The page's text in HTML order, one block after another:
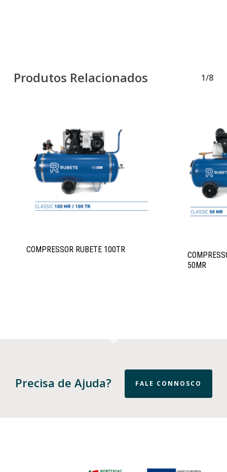
Produtos Relacionados 1/8
COMPRESSOR RUBETE 100TR
50MR
Precisa de Ajuda? FALE CONNOSCO